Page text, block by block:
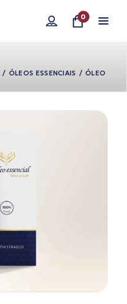
0
ÓLEOS ESSENCIAIS
ÓLEO